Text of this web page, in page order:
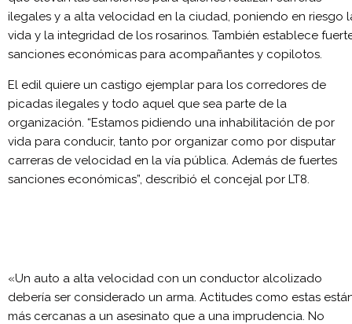
ilegales y a alta velocidad en la ciudad, poniendo en riesgo
vida y la integridad de los rosarinos. También establece
sanciones económicas para acompañantes y copilotos.
El edil quiere un castigo ejemplar para los corredores de
picadas ilegales y todo aquel que sea parte de la
organización. “Estamos pidiendo una inhabilitación de por
vida para conducir, tanto por organizar como por disputar
carreras de velocidad en la vía pública. Además de fuertes
sanciones económicas”, describió el concejal por LT8.
«Un auto a alta velocidad con un conductor alcolizado
debería ser considerado un arma. Actitudes como estas
más cercanas a un asesinato que a una imprudencia. No